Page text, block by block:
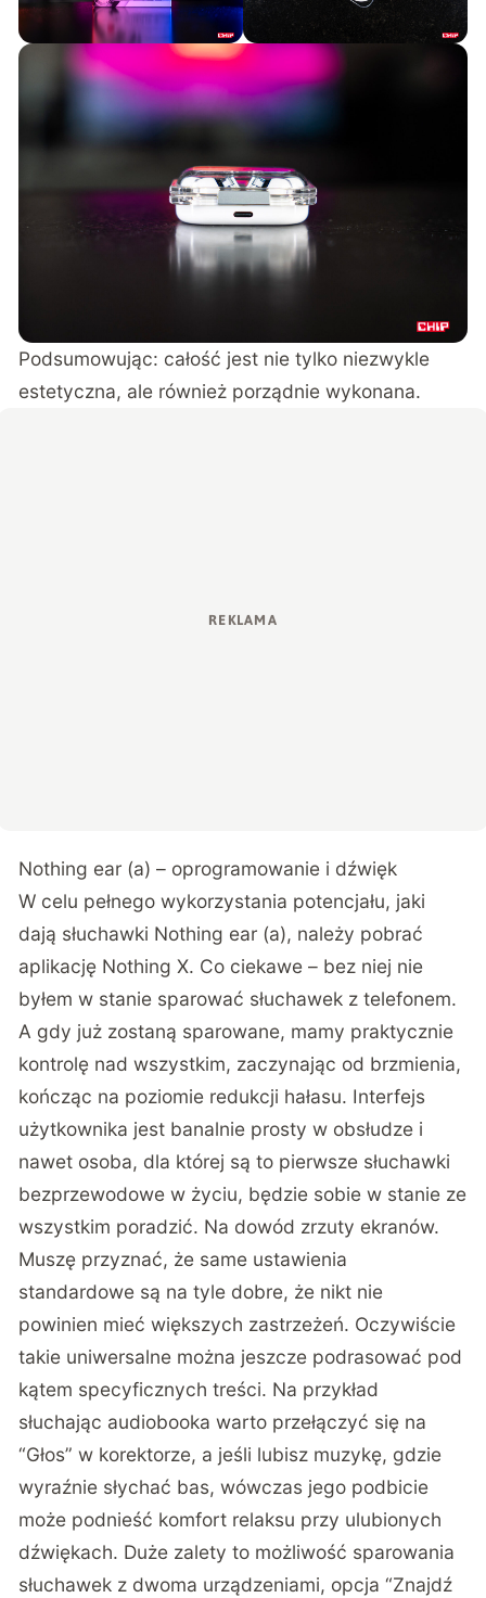
Podsumowując: całość jest nie tylko niezwykle
estetyczna, ale również porządnie wykonana.
Nothing ear (a) – oprogramowanie i dźwięk
W celu pełnego wykorzystania potencjału, jaki
dają słuchawki Nothing ear (a), należy pobrać
aplikację Nothing X. Co ciekawe – bez niej nie
byłem w stanie sparować słuchawek z telefonem.
A gdy już zostaną sparowane, mamy praktycznie
kontrolę nad wszystkim, zaczynając od brzmienia,
kończąc na poziomie redukcji hałasu. Interfejs
użytkownika jest banalnie prosty w obsłudze i
nawet osoba, dla której są to pierwsze słuchawki
bezprzewodowe w życiu, będzie sobie w stanie ze
wszystkim poradzić. Na dowód zrzuty ekranów.
Muszę przyznać, że same ustawienia
standardowe są na tyle dobre, że nikt nie
powinien mieć większych zastrzeżeń. Oczywiście
takie uniwersalne można jeszcze podrasować pod
kątem specyficznych treści. Na przykład
słuchając audiobooka warto przełączyć się na
“Głos” w korektorze, a jeśli lubisz muzykę, gdzie
wyraźnie słychać bas, wówczas jego podbicie
może podnieść komfort relaksu przy ulubionych
dźwiękach. Duże zalety to możliwość sparowania
słuchawek z dwoma urządzeniami, opcja “Znajdź